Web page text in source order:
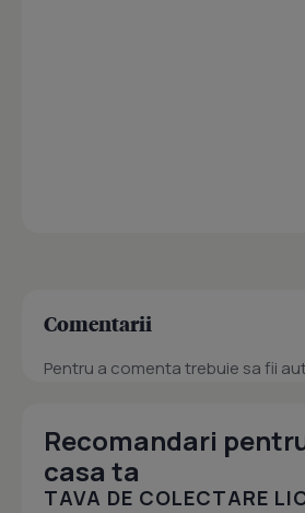
Comentarii
Pentru a comenta trebuie sa fii
Recomandari
casa ta
TAVA DE COLECTARE